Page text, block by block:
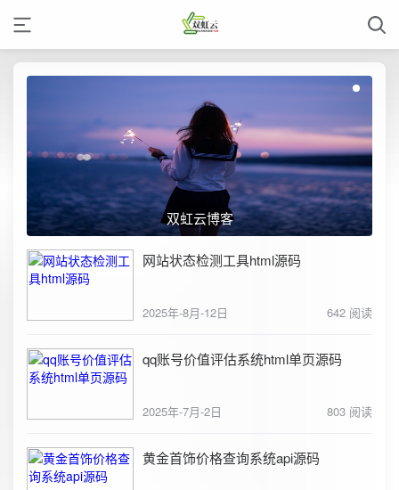
双虹云博客
网站状态检测工具html源码
2025年-8月-12日 642 阅读
qq账号价值评估系统html单页源码
2025年-7月-2日 803 阅读
黄金首饰价格查询系统api源码